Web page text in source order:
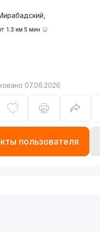
1.3 км 5 мин
07.06.2026
пользователя